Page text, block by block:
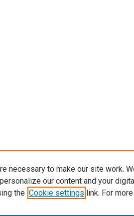
necessary to make our site work.
our content and your
the Cookie settings link. For